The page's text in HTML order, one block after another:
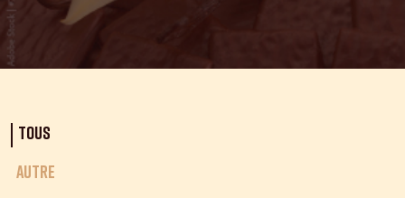
Tous
Autre